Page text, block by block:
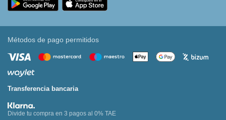
Métodos de pago permitidos
Transferencia bancaria
Divide tu compra en 3 pagos al 0% TAE